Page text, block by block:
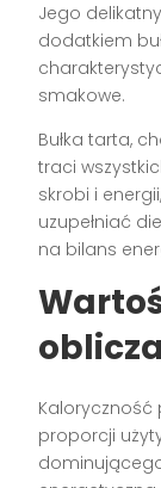
Jego
dodatkiem
smakowe.
Bułka tarta,
traci
skrobi i
uzupełniać
na bilans
Kaloryczność
proporcji